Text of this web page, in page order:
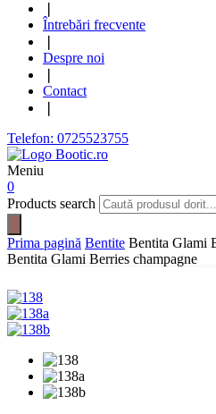
Întrebări frecvente
Despre noi
Contact
Telefon: 0725523755
Meniu
0
Products search
Prima pagină Bentite Bentita Glami
Bentita Glami Berries champagne